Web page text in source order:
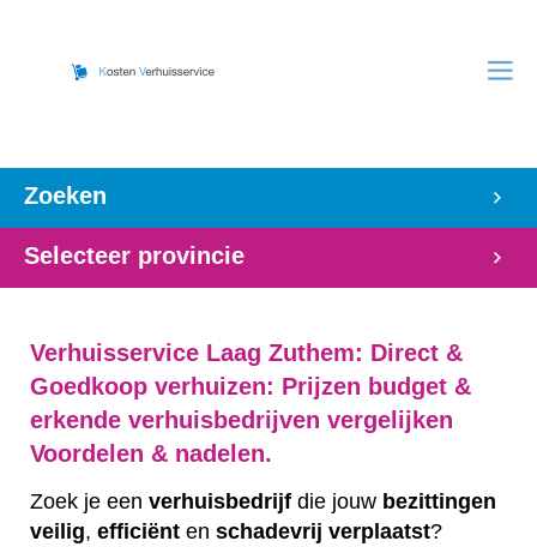
Zoeken
Selecteer provincie
Verhuisservice Laag Zuthem: Direct &
Goedkoop verhuizen: Prijzen budget &
erkende verhuisbedrijven vergelijken
Voordelen & nadelen.
Zoek je een verhuisbedrijf die jouw bezittingen
veilig, efficiënt en schadevrij verplaatst?